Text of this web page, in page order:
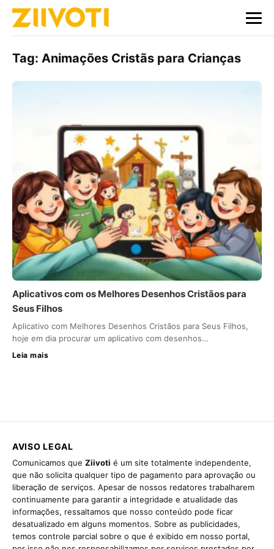
Tag: Animações Cristãs para Crianças
Aplicativos com os Melhores Desenhos Cristãos para
Seus Filhos
Aplicativo com Melhores Desenhos Cristãos para Seus Filhos,
hoje em dia procurar um aplicativo com desenhos…
Leia mais
AVISO LEGAL
Comunicamos que Ziivoti é um site totalmente independente,
que não solicita qualquer tipo de pagamento para aprovação ou
liberação de serviços. Apesar de nossos redatores trabalharem
continuamente para garantir a integridade e atualidade das
informações, ressaltamos que nosso conteúdo pode ficar
desatualizado em alguns momentos. Sobre as publicidades,
temos controle parcial sobre o que é exibido em nosso portal,